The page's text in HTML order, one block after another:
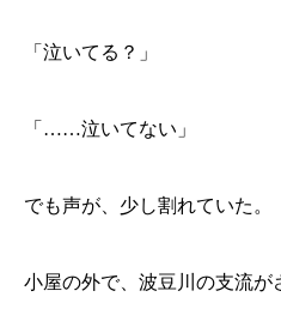
「泣いてる？」
「……泣いてない」
でも声が、少し割れていた。
小屋の外で、波豆川の支流